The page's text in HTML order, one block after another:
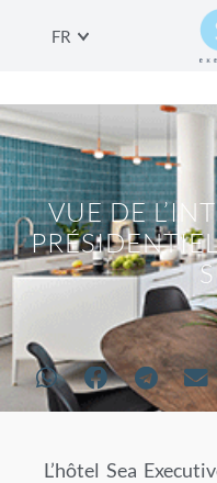
FR
VUE DE
L’hôtel Sea